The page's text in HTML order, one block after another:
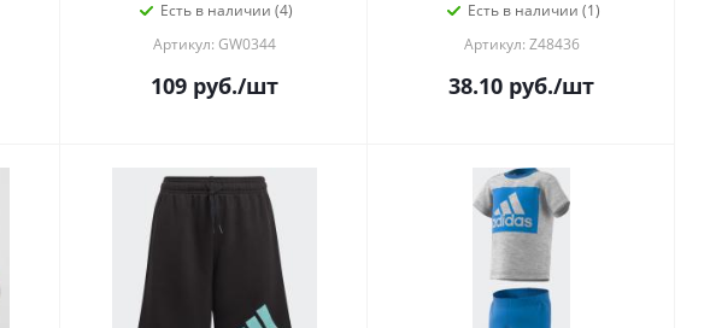
Есть в наличии (4)
Артикул: GW0344
109руб./шт
Есть в наличии (1)
Артикул: Z48436
38.10 руб./шт